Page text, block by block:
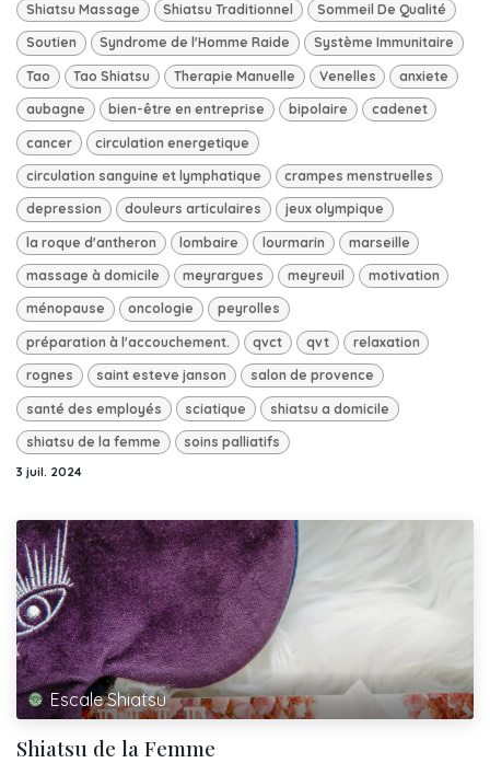
Shiatsu Massage Shiatsu Traditionnel Sommeil De Qualité
Soutien Syndrome de l'Homme Raide Système Immunitaire
Tao Tao Shiatsu Therapie Manuelle Venelles anxiete
aubagne bien-être en entreprise bipolaire cadenet
cancer circulation energetique
circulation sanguine et lymphatique crampes menstruelles
depression douleurs articulaires jeux olympique
la roque d'antheron lombaire lourmarin marseille
massage à domicile meyrargues meyreuil motivation
ménopause oncologie peyrolles
préparation à l'accouchement. qvct qvt relaxation
rognes saint esteve janson salon de provence
santé des employés sciatique shiatsu a domicile
shiatsu de la femme soins palliatifs
3 juil. 2024
Escale Shiatsu
Shiatsu de la Femme